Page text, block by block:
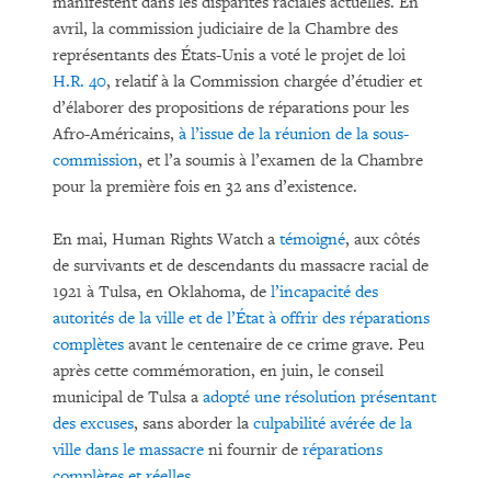
avril, la commission judiciaire de la Chambre des
représentants des États-Unis a voté le projet de loi
H.R. 40, relatif à la Commission chargée d’étudier et
d’élaborer des propositions de réparations pour les
Afro-Américains, à l’issue de la réunion de la sous-
commission, et l’a soumis à l’examen de la Chambre
pour la première fois en 32 ans d’existence.
En mai, Human Rights Watch a témoigné, aux côtés
de survivants et de descendants du massacre racial de
1921 à Tulsa, en Oklahoma, de l’incapacité des
autorités de la ville et de l’État à offrir des réparations
complètes avant le centenaire de ce crime grave. Peu
après cette commémoration, en juin, le conseil
municipal de Tulsa a adopté une résolution présentant
des excuses, sans aborder la culpabilité avérée de la
ville dans le massacre ni fournir de réparations